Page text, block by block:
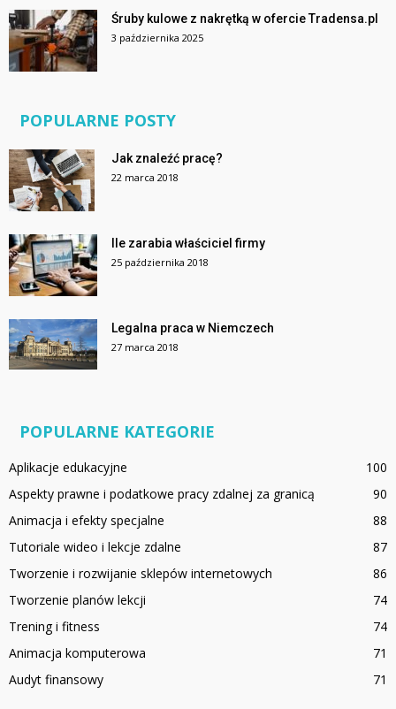
Śruby kulowe z nakrętką w ofercie Tradensa.pl
3 października 2025
POPULARNE POSTY
Jak znaleźć pracę?
22 marca 2018
Ile zarabia właściciel firmy
25 października 2018
Legalna praca w Niemczech
27 marca 2018
POPULARNE KATEGORIE
Aplikacje edukacyjne
100
Aspekty prawne i podatkowe pracy zdalnej za granicą
90
Animacja i efekty specjalne
88
Tutoriale wideo i lekcje zdalne
87
Tworzenie i rozwijanie sklepów internetowych
86
Tworzenie planów lekcji
74
Trening i fitness
74
Animacja komputerowa
71
Audyt finansowy
71